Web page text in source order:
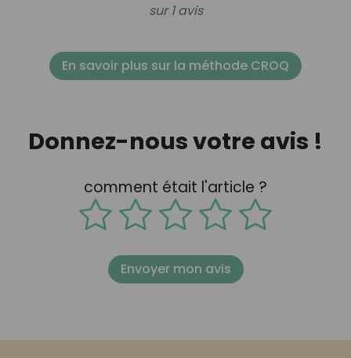
sur 1 avis
En savoir plus sur la méthode CROQ
Donnez-nous votre avis !
comment était l'article ?
Envoyer mon avis